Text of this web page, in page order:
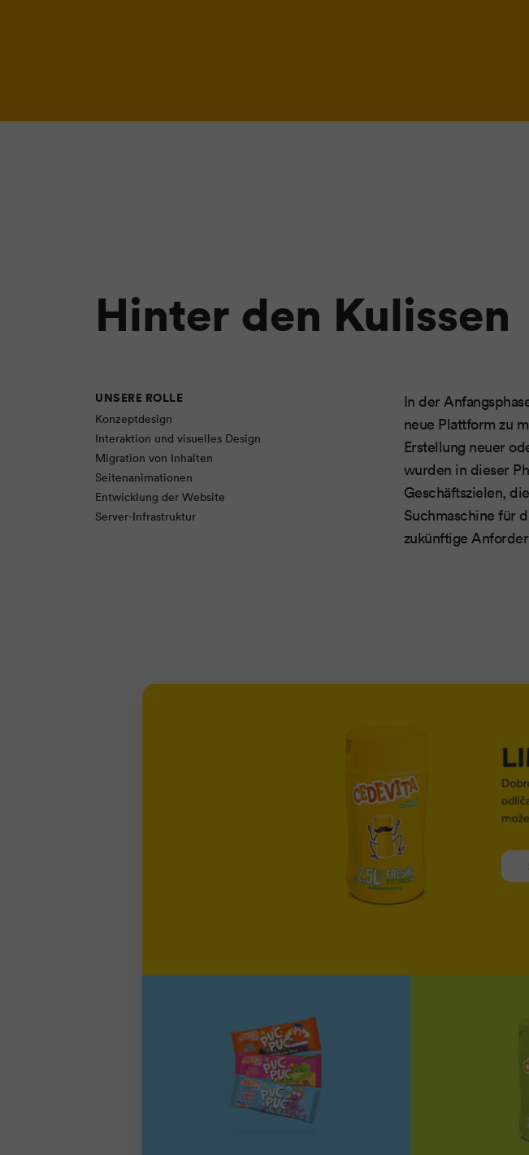
Hinter den Kulissen
UNSERE ROLLE
Konzeptdesign
Interaktion und visuelles Design
Migration von Inhalten
Seitenanimationen
Entwicklung der Website
Server-Infrastruktur
In der
neue Plattform zu
Erstellung neuer
wurden in dieser
Geschäftszielen,
Suchmaschine für
zukünftige